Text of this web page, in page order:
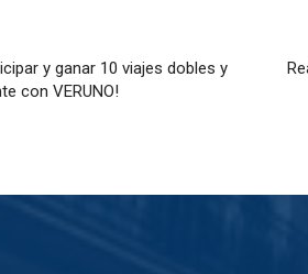
y ganar 10 viajes dobles y
con VERUNO!